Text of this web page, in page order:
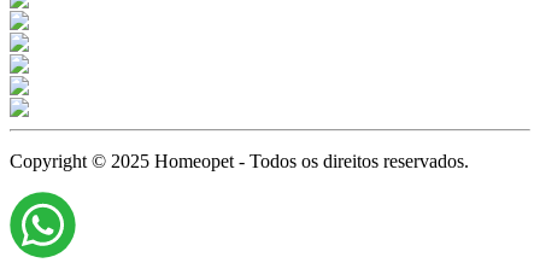
Copyright © 2025 Homeopet - Todos os direitos reservados.